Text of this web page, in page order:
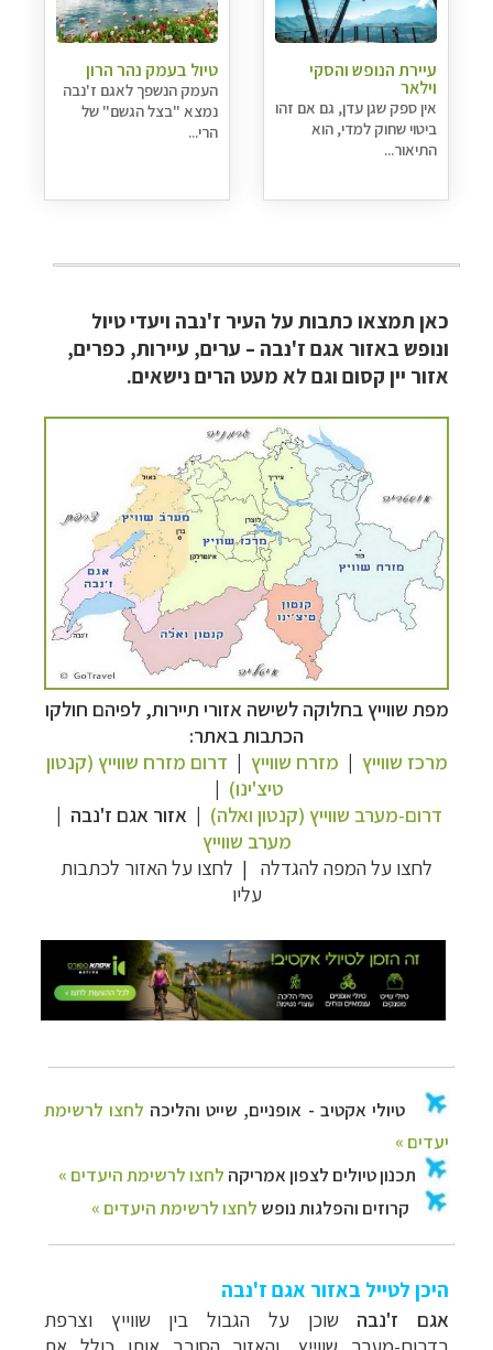
עיירת הנופש והסקי
וילאר
אין ספק שגן עדן, גם אם זהו
ביטוי שחוק למדי, הוא
התיאור...
טיול בעמק נהר הרון
העמק הנשפך לאגם ז'נבה
נמצא "בצל הגשם" של
הרי...
כאן תמצאו כתבות על העיר ז'נבה ויעדי טיול
ונופש באזור אגם ז'נבה – ערים, עיירות, כפרים,
אזור יין קסום וגם לא מעט הרים נישאים.
מפת שווייץ בחלוקה לשישה אזורי תיירות, לפיהם חולקו
הכתבות באתר:
מרכז שווייץ | מזרח שווייץ | דרום מזרח שווייץ (קנטון
טיצ'ינו) |
דרום-מערב שווייץ (קנטון ואלה) | אזור אגם ז'נבה |
מערב שווייץ
לחצו על המפה להגדלה | לחצו על האזור לכתבות
עליו
טיולי אקטיב - אופניים, שייט והליכה לחצו לרשימת
יעדים »
טיולים לצפון אמריקה
קרוזים והפלגות נופשלחצו לרשימת היעדים »
היכן לטייל באזור אגם ז'נבה
אגם ז'נבה שוכן על הגבול בין שווייץ וצרפת